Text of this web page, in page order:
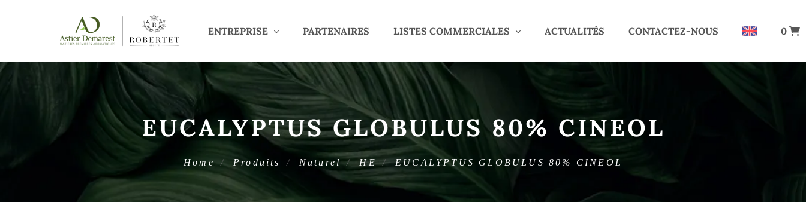
ENTREPRISE PARTENAIRES LISTES COMMERCIALES ACTUALITÉS CONTACTEZ-NOUS 0
EUCALYPTUS GLOBULUS 80% CINEOL
Home Produits Naturel HE EUCALYPTUS GLOBULUS 80% CINEOL